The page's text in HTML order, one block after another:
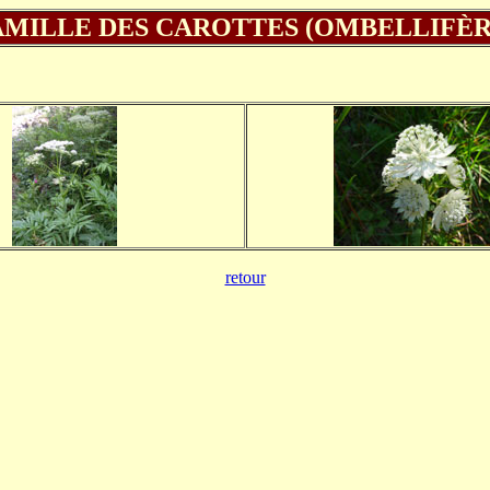
DES CAROTTES
retour